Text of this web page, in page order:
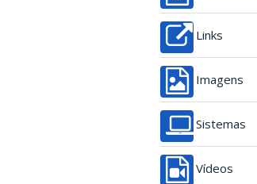
Links
Imagens
Sistemas
Vídeos